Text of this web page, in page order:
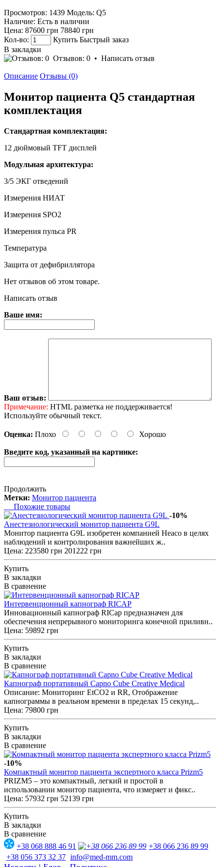
Просмотров: 1439 Модель: Q5
Наличие: Есть в наличии
Цена: 87600 грн 78840 грн
Кол-во:
Купить Быстрый заказ
В закладки
Отзывов: 0 • Написать отзыв
Описание Отзывы (0)
Монитор пациента Q5 стандартная
комплектация
Стандартная комплектация:
12 дюймовый TFT дисплей
Модульная архитектура:
3/5 ЭКГ отведений
Измерения НИАТ
Измерения SPO2
Измерения пульса PR
Температура
Защита от дефибриллятора
Нет отзывов об этом товаре.
Написать отзыв
Ваше имя:
Ваш отзыв:
Примечание: HTML разметка не поддерживается!
Используйте обычный текст.
Оценка: Плохо Хорошо
Введите код, указанный на картинке:
Продолжить
Метки: Монитор пациента
Похожие товары
-10%
Анестезиологический монитор пациента G9L
Монитор пациента G9L изобретен компанией Heaco в целях
наблюдений и контролирования важнейших ж..
Цена: 223580 грн 201222 грн
Купить
В закладки
В сравнение
Интервенционный капнограф RICAP
Инновационный капнограф RICap предназначен для
обеспечения непрерывного мониторинга конечной приливн..
Цена: 59892 грн
Купить
В закладки
В сравнение
Капнограф портативный Capno Cube Creative Medical
Описание: Мониторинг EtCO2 и RR, Отображение
капнограммы в реальном времени в пределах 15 секунд,..
Цена: 79800 грн
Купить
В закладки
В сравнение
-10%
Компактный монитор пациента экспертного класса Prizm5
PRIZM5 – это компактный, легкий и простой в
использовании монитор пациента, что измеряет и фикс..
Цена: 57932 грн 52139 грн
Купить
В закладки
В сравнение
+38 068 888 46 91
+38 066 236 89 99
+38 056 373 32 37 info@med-mm.com